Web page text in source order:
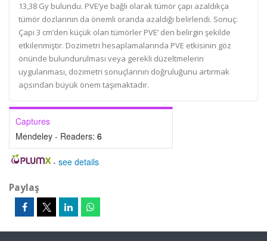
13,38 Gy bulundu. PVE’ye bağlı olarak tümör çapı azaldıkça
tümör dozlarının da önemli oranda azaldığı belirlendi. Sonuç:
Çapı 3 cm’den küçük olan tümörler PVE’ den belirgin şekilde
etkilenmiştir. Dozimetri hesaplamalarında PVE etkisinin göz
önünde bulundurulması veya gerekli düzeltmelerin
uygulanması, dozimetri sonuçlarının doğruluğunu artırmak
açısından büyük önem taşımaktadır.
Captures
Mendeley - Readers: 6
- see details
Paylaş